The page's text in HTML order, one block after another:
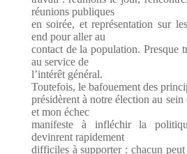
réunions publiques
en soirée, et représentation sur
end pour aller au
contact de la population. Presque
au service de
l’intérêt général.
Toutefois, le bafouement des
présidèrent à notre élection au
et mon échec
manifeste à infléchir la
devinrent rapidement
difficiles à supporter : chacun